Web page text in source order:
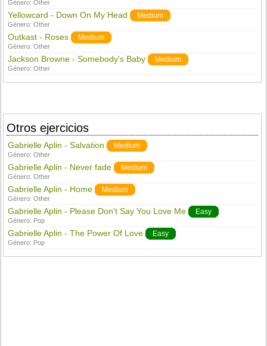
Género:Other
Yellowcard - Down On My Head Medium
Género:Other
Outkast - Roses Medium
Género:Other
Jackson Browne - Somebody's Baby Medium
Género:Other
Otros ejercicios
Gabrielle Aplin - Salvation Medium
Género:Other
Gabrielle Aplin - Never fade Medium
Género:Other
Gabrielle Aplin - Home Medium
Género:Other
Gabrielle Aplin - Please Don't Say You Love Me Easy
Género: Pop
Gabrielle Aplin - The Power Of Love Easy
Género: Pop